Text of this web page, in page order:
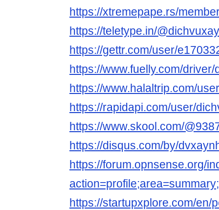
https://xtremepape.rs/
https://teletype.in/
https://gettr.com/user/
https://www.fuelly.com/
https://www.halaltrip.com/
https://rapidapi.com/user/
https://www.skool.com/
https://disqus.com/by/
https://forum.opnsense.org/
https://startupxplore.com/